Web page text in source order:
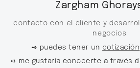
Zargham
contacto con el cliente y
negocios
➺ puedes tener un cotización
➺ me gustaría conocerte a través